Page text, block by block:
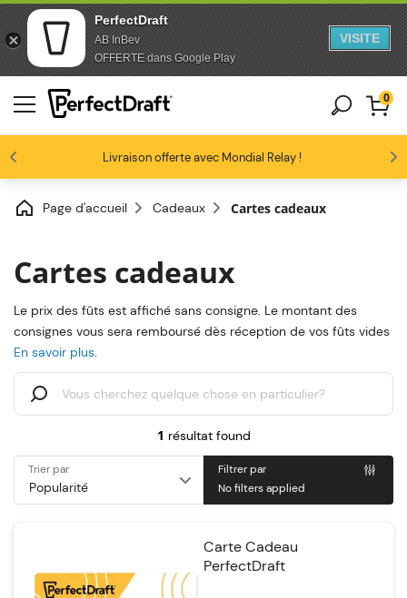
PerfectDraft
AB InBev
OFFERTE dans Google Play
VISITE
Passer au contenu
Passer en bas de page
Livraison offerte avec Mondial Relay !
Profitez de -10% dès 3 fûts unitaires
Les amateurs de bière nous adorent
0
Page d'accueil Cadeaux Cartes cadeaux
Cartes cadeaux
Le prix des fûts est affiché sans consigne. Le montant des
consignes vous sera remboursé dès réception de vos fûts vides
En savoir plus.
1 résultat found
Trier par
Filtrer par
No filters applied
Carte Cadeau
PerfectDraft